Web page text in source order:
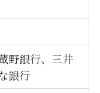
野銀行、三井
銀行